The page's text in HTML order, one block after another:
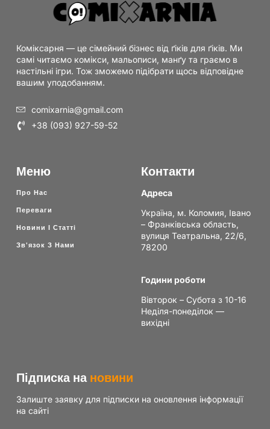
Коміксарня — це сімейний бізнес від ґіків для ґіків. Ми
самі читаємо комікси, мальописи, манґу та граємо в
настільні ігри. Тож зможемо підібрати щось відповідне
вашим уподобанням.
comixarnia@gmail.com
+38 (093) 927-59-52
Меню
Про Нас
Переваги
Новини І Статті
Зв'язок З Нами
Контакти
Адреса
Україна, м. Коломия, Івано
– Франківська область,
вулиця Театральна, 22/6,
78200
Години роботи
Вівторок – Субота з 10-16
Неділя-понеділок —
вихідні
Підписка на новини
Залиште заявку для підписки на оновлення інформації
на сайті